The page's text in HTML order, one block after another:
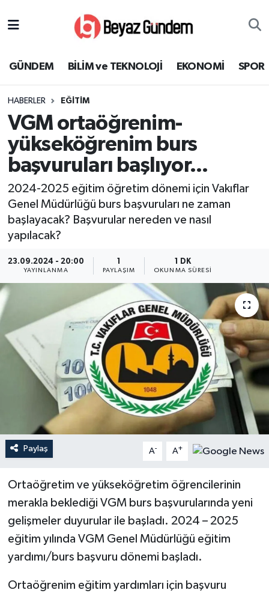
GÜNDEM BİLİM ve TEKNOLOJİ EKONOMİ SPOR
HABERLER EĞİTİM
VGM ortaöğrenim-
yükseköğrenim burs
başvuruları başlıyor...
2024-2025 eğitim öğretim dönemi için Vakıflar
Genel Müdürlüğü burs başvuruları ne zaman
başlayacak? Başvurular nereden ve nasıl
yapılacak?
23.09.2024 - 20:00
YAYINLANMA
1
PAYLAŞIM
1 DK
OKUNMA SÜRESI
Paylaş A- A+
Ortaöğretim ve yükseköğretim öğrencilerinin
merakla beklediği VGM burs başvurularında yeni
gelişmeler duyurular ile başladı. 2024 – 2025
eğitim yılında VGM Genel Müdürlüğü eğitim
yardımı/burs başvuru dönemi başladı.
Ortaöğrenim eğitim yardımları için başvuru
EKONOMİ
SPOR
SAĞLIK
EĞİTİM
KÜLTÜR SANAT
MAGAZİN
Süper Lig Puan Durumu ve Fikstür
Tüm Manşetler
Son Dakika Haberleri
Haber Arşivi